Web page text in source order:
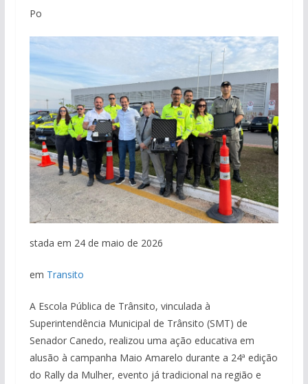
Po
stada em 24 de maio de 2026
em Transito
A Escola Pública de Trânsito, vinculada à
Superintendência Municipal de Trânsito (SMT) de
Senador Canedo, realizou uma ação educativa em
alusão à campanha Maio Amarelo durante a 24ª edição
do Rally da Mulher, evento já tradicional na região e